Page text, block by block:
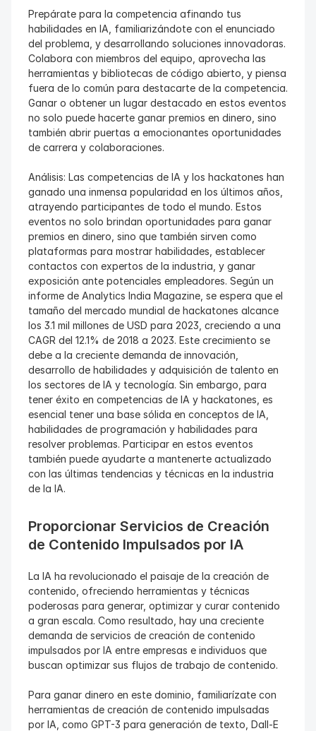
Prepárate para la competencia afinando tus
habilidades en IA, familiarizándote con el enunciado
del problema, y desarrollando soluciones innovadoras.
Colabora con miembros del equipo, aprovecha las
herramientas y bibliotecas de código abierto, y piensa
fuera de lo común para destacarte de la competencia.
Ganar o obtener un lugar destacado en estos eventos
no solo puede hacerte ganar premios en dinero, sino
también abrir puertas a emocionantes oportunidades
de carrera y colaboraciones.
Análisis: Las competencias de IA y los hackatones han
ganado una inmensa popularidad en los últimos años,
atrayendo participantes de todo el mundo. Estos
eventos no solo brindan oportunidades para ganar
premios en dinero, sino que también sirven como
plataformas para mostrar habilidades, establecer
contactos con expertos de la industria, y ganar
exposición ante potenciales empleadores. Según un
informe de Analytics India Magazine, se espera que el
tamaño del mercado mundial de hackatones alcance
los 3.1 mil millones de USD para 2023, creciendo a una
CAGR del 12.1% de 2018 a 2023. Este crecimiento se
debe a la creciente demanda de innovación,
desarrollo de habilidades y adquisición de talento en
los sectores de IA y tecnología. Sin embargo, para
tener éxito en competencias de IA y hackatones, es
esencial tener una base sólida en conceptos de IA,
habilidades de programación y habilidades para
resolver problemas. Participar en estos eventos
también puede ayudarte a mantenerte actualizado
con las últimas tendencias y técnicas en la industria
de la IA.
Proporcionar Servicios de Creación
de Contenido Impulsados por IA
La IA ha revolucionado el paisaje de la creación de
contenido, ofreciendo herramientas y técnicas
poderosas para generar, optimizar y curar contenido
a gran escala. Como resultado, hay una creciente
demanda de servicios de creación de contenido
impulsados por IA entre empresas e individuos que
buscan optimizar sus flujos de trabajo de contenido.
Para ganar dinero en este dominio, familiarízate con
herramientas de creación de contenido impulsadas
por IA, como GPT-3 para generación de texto, Dall-E